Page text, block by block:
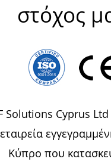
στόχος
Solutions Cyprus Ltd
εταιρεία
Κύπρο που